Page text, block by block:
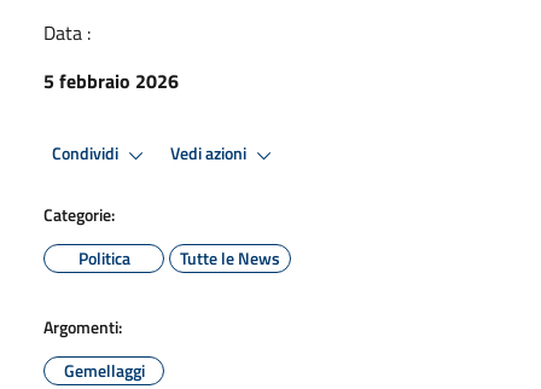
Data :
5 febbraio 2026
Condividi Vedi azioni
Categorie:
Politica
Tutte le News
Argomenti:
Gemellaggi